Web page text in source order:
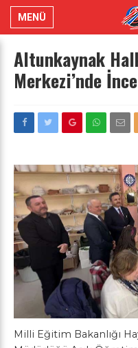
MENÜ
Altunkaynak
Merkezi’nde
Milli Eğitim Bakanlığı